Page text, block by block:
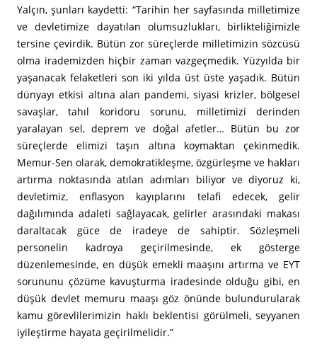
Yalçın, şunları kaydetti: “Tarihin her sayfasında milletimize
ve devletimize dayatılan olumsuzlukları, birlikteliğimizle
tersine çevirdik. Bütün zor süreçlerde milletimizin sözcüsü
olma irademizden hiçbir zaman vazgeçmedik. Yüzyılda bir
yaşanacak felaketleri son iki yılda üst üste yaşadık. Bütün
dünyayı etkisi altına alan pandemi, siyasi krizler, bölgesel
savaşlar, tahıl koridoru sorunu, milletimizi derinden
yaralayan sel, deprem ve doğal afetler… Bütün bu zor
süreçlerde elimizi taşın altına koymaktan çekinmedik.
Memur-Sen olarak, demokratikleşme, özgürleşme ve hakları
artırma noktasında atılan adımları biliyor ve diyoruz ki,
devletimiz, enflasyon kayıplarını telafi edecek, gelir
dağılımında adaleti sağlayacak, gelirler arasındaki makası
daraltacak güce de iradeye de sahiptir. Sözleşmeli
personelin kadroya geçirilmesinde, ek gösterge
düzenlemesinde, en düşük emekli maaşını artırma ve EYT
sorununu çözüme kavuşturma iradesinde olduğu gibi, en
düşük devlet memuru maaşı göz önünde bulundurularak
kamu görevlilerimizin haklı beklentisi görülmeli, seyyanen
iyileştirme hayata geçirilmelidir.”